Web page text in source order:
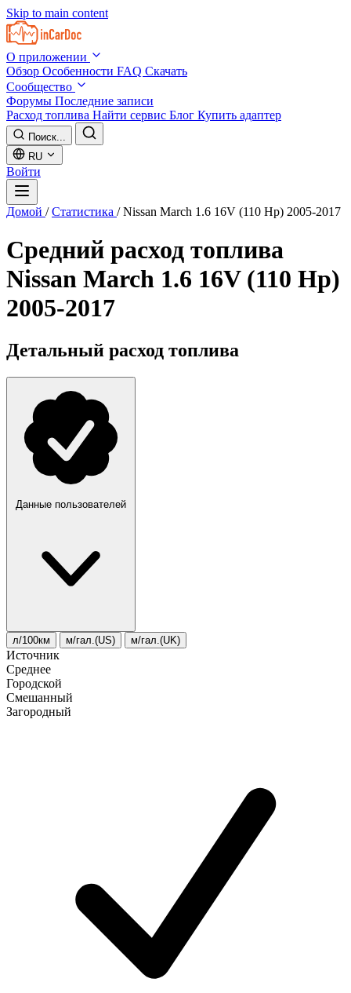
Skip to main content
О приложении
Обзор Особенности FAQ Скачать
Сообщество
Форумы Последние записи
Расход топлива Найти сервис Блог Купить адаптер
Поиск...
RU
Войти
Домой / Статистика / Nissan March 1.6 16V (110 Hp) 2005-2017
Средний расход топлива
Nissan March 1.6 16V (110 Hp)
2005-2017
Детальный расход топлива
Данные пользователей
л/100км м/гал.(US) м/гал.(UK)
Источник
Среднее
Городской
Смешанный
Загородный